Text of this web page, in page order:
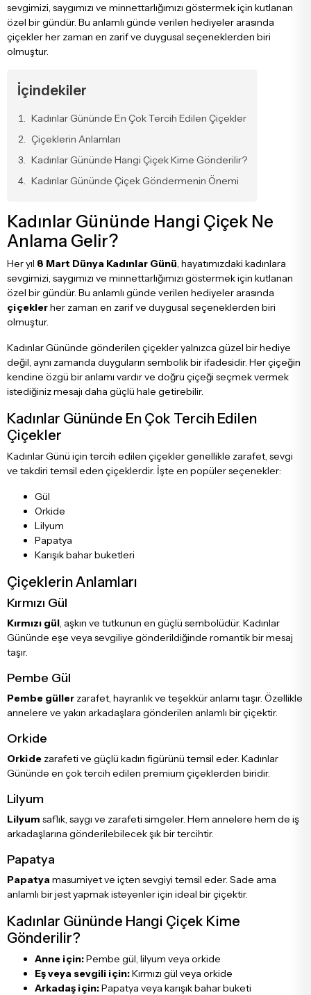
Söz & Nişan Çiçekleri
Sevgiliye Çiçek
Arkadaşa Çiçek
Öğretmene Çiçek
Gelin & Damat Yaka Çiçekleri
Anneye Çiçek
Babaya Çiçek
Tebrik - Terfi Çiçekleri
Hoş Geldin Bebek Çiçekleri
Doğum Günü Çiçekleri
Özür Çiçekleri
Kapuçino
Starliçe Buketleri
Lale Buketleri
Şakayık Buketleri
Sümbül Buketleri
Büyük Buketler
Erengül Buketleri
Papatya Ve Kır Buketleri
Peluş Ayıcık Ve Gül Buketi
Anastasia Buketleri
Gelin Buketleri
Şakayık Ve Şakayıklı Aranjmanlar
Sepette Aranjmanlar
Mega Aranjmanlar
Luxury Aranjmanlar Ve Tasarımlar
sevgimizi, saygımızı ve minnettarlığımızı göstermek için kutlanan
özel bir gündür. Bu anlamlı günde verilen hediyeler arasında
çiçekler her zaman en zarif ve duygusal seçeneklerden biri
olmuştur.
İçindekiler
Kadınlar Gününde En Çok Tercih Edilen Çiçekler
Çiçeklerin Anlamları
Kadınlar Gününde Hangi Çiçek Kime Gönderilir?
Kadınlar Gününde Çiçek Göndermenin Önemi
Kadınlar Gününde Hangi Çiçek Ne
Anlama Gelir?
Her yıl 8 Mart Dünya Kadınlar Günü, hayatımızdaki kadınlara
sevgimizi, saygımızı ve minnettarlığımızı göstermek için kutlanan
özel bir gündür. Bu anlamlı günde verilen hediyeler arasında
çiçeklerher zaman en zarif ve duygusal seçeneklerden biri
olmuştur.
Kadınlar Gününde gönderilen çiçekler yalnızca güzel bir hediye
değil, aynı zamanda duyguların sembolik bir ifadesidir. Her çiçeğin
kendine özgü bir anlamı vardır ve doğru çiçeği seçmek vermek
istediğiniz mesajı daha güçlü hale getirebilir.
Kadınlar Gününde En Çok Tercih Edilen
Çiçekler
Kadınlar Günü için tercih edilen çiçekler genellikle zarafet, sevgi
ve takdiri temsil eden çiçeklerdir. İşte en popüler seçenekler:
Gül
Orkide
Lilyum
Papatya
Karışık bahar buketleri
Çiçeklerin Anlamları
Kırmızı Gül
Kırmızı gül, aşkın ve tutkunun en güçlü sembolüdür. Kadınlar
Gününde eşe veya sevgiliye gönderildiğinde romantik bir mesaj
taşır.
Pembe Gül
Pembe güller zarafet, hayranlık ve teşekkür anlamı taşır. Özellikle
annelere ve yakın arkadaşlara gönderilen anlamlı bir çiçektir.
Orkide
Orkide zarafeti ve güçlü kadın figürünü temsil eder. Kadınlar
Gününde en çok tercih edilen premium çiçeklerden biridir.
Lilyum
Lilyum saflık, saygı ve zarafeti simgeler. Hem annelere hem de iş
arkadaşlarına gönderilebilecek şık bir tercihtir.
Papatya
Papatyamasumiyet ve içten sevgiyi temsil eder. Sade ama
anlamlı bir jest yapmak isteyenler için ideal bir çiçektir.
Kadınlar Gününde Hangi Çiçek Kime
Gönderilir?
Anne için:Pembe gül, lilyum veya orkide
Eş veya sevgili için:Kırmızı gül veya orkide
Arkadaş için:Papatya veya karışık bahar buketi